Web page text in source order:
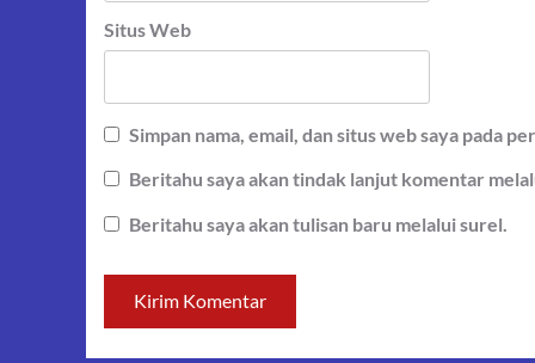
Situs Web
Simpan nama, email, dan situs web saya pada
Beritahu saya akan tindak lanjut komentar
Beritahu saya akan tulisan baru melalui surel.